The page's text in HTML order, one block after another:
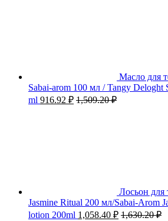
Масло для
Sabai-arom 100 мл / Tangy Deloght
ml 916.92 ₽ 1,509.20₽
Лосьон для
Jasmine Ritual 200 мл/Sabai-Arom
lotion 200ml 1,058.40 ₽ 1,630.20₽